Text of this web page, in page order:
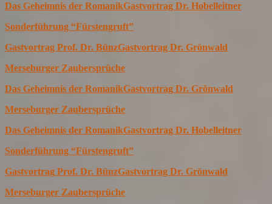
Das Geheimnis der RomanikGastvortrag Dr. Hobelleitner
Sonderführung “Fürstengruft”
Gastvortrag Prof. Dr. BünzGastvortrag Dr. Grönwald
Merseburger Zaubersprüche
Das Geheimnis der RomanikGastvortrag Dr. Grönwald
Merseburger Zaubersprüche
Das Geheimnis der RomanikGastvortrag Dr. Hobelleitner
Sonderführung “Fürstengruft”
Gastvortrag Prof. Dr. BünzGastvortrag Dr. Grönwald
Merseburger Zaubersprüche